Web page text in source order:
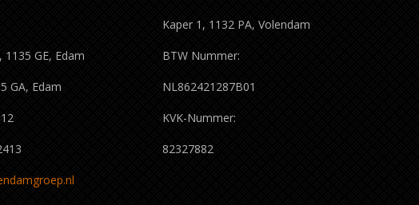
GE, Edam
GA, Edam
Kaper 1, 1132 PA, Volendam
BTW Nummer:
NL862421287B01
KVK-Nummer:
82327882